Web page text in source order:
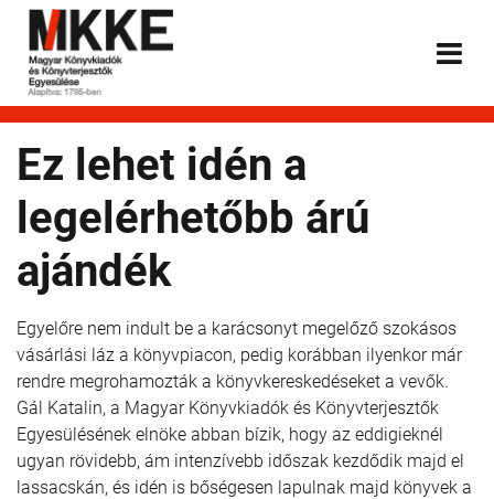
Ez lehet idén a
legelérhetőbb árú
ajándék
Egyelőre nem indult be a karácsonyt megelőző szokásos
vásárlási láz a könyvpiacon, pedig korábban ilyenkor már
rendre megrohamozták a könyvkereskedéseket a vevők.
Gál Katalin, a Magyar Könyvkiadók és Könyvterjesztők
Egyesülésének elnöke abban bízik, hogy az eddigieknél
ugyan rövidebb, ám intenzívebb időszak kezdődik majd el
lassacskán, és idén is bőségesen lapulnak majd könyvek a